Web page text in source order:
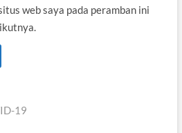
web saya pada peramban ini
19